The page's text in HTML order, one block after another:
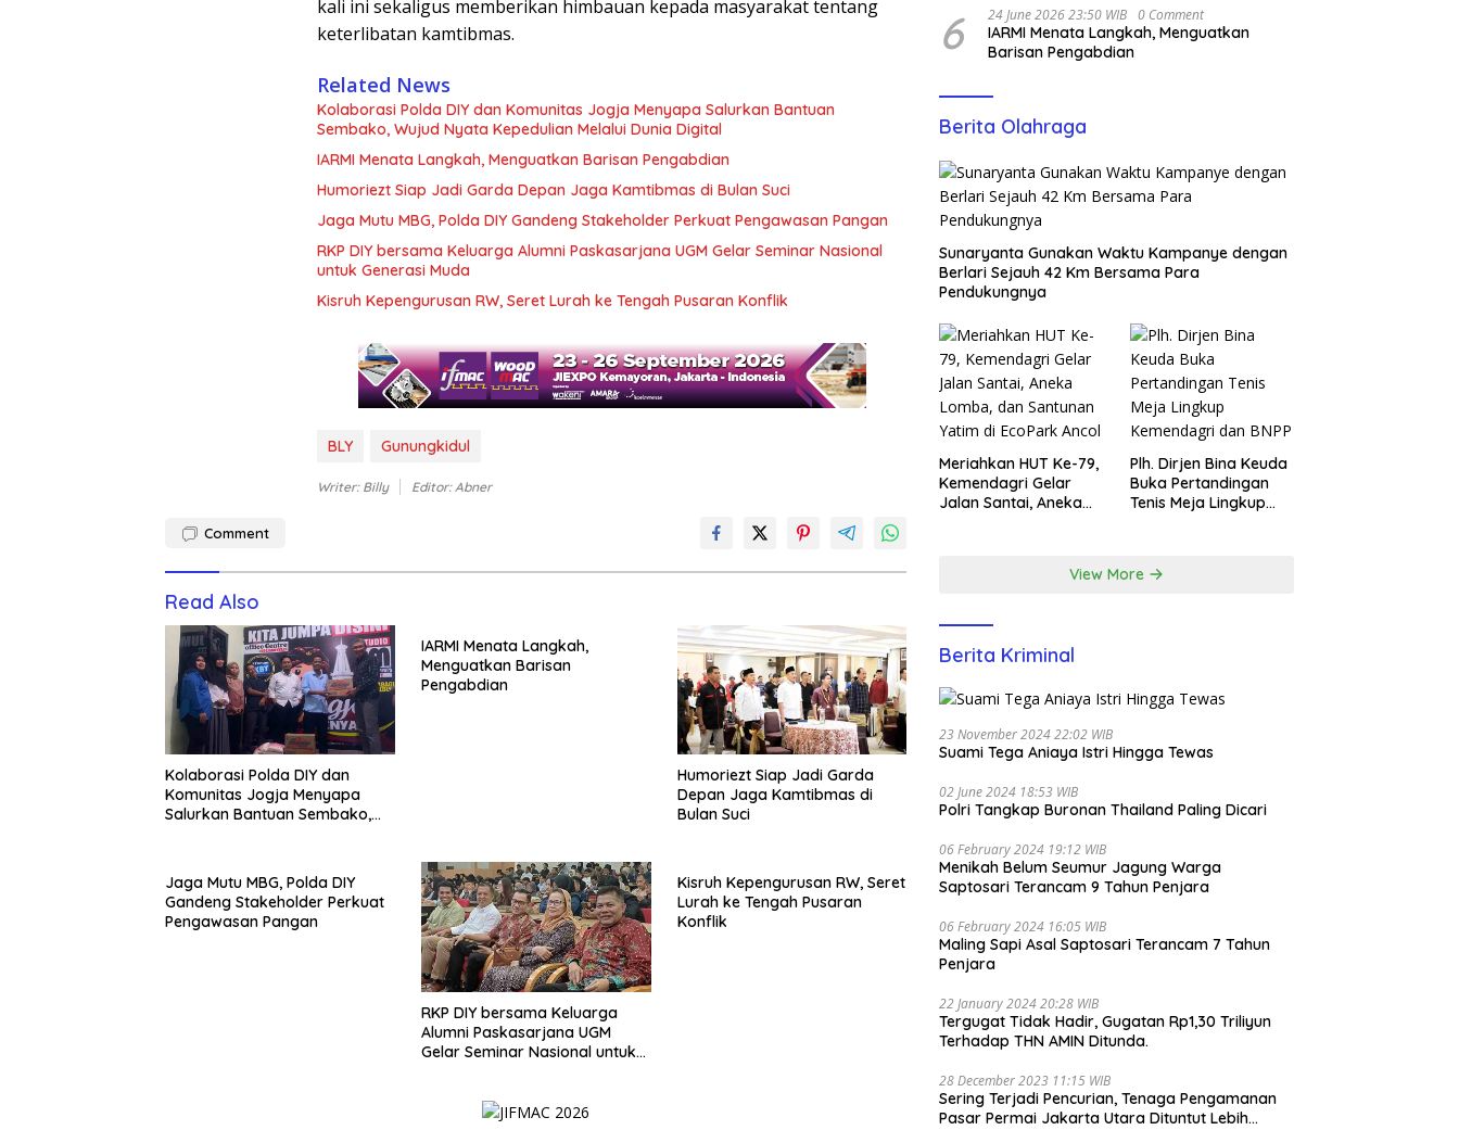
kali ini sekaligus memberikan himbauan kepada masyarakat tentang
keterlibatan kamtibmas.
Related News
Kolaborasi Polda DIY dan Komunitas Jogja Menyapa Salurkan Bantuan
Sembako, Wujud Nyata Kepedulian Melalui Dunia Digital
IARMI Menata Langkah, Menguatkan Barisan Pengabdian
Humoriezt Siap Jadi Garda Depan Jaga Kamtibmas di Bulan Suci
Jaga Mutu MBG, Polda DIY Gandeng Stakeholder Perkuat Pengawasan Pangan
RKP DIY bersama Keluarga Alumni Paskasarjana UGM Gelar Seminar Nasional
untuk Generasi Muda
Kisruh Kepengurusan RW, Seret Lurah ke Tengah Pusaran Konflik
BLY Gunungkidul
Writer: Billy Editor: Abner
Comment
Read Also
Kolaborasi Polda DIY dan
Komunitas Jogja Menyapa
Salurkan Bantuan Sembako,
IARMI Menata Langkah,
Menguatkan Barisan
Pengabdian
Humoriezt Siap Jadi Garda
Depan Jaga Kamtibmas di
Bulan Suci
Jaga Mutu MBG, Polda DIY
Gandeng Stakeholder Perkuat
Pengawasan Pangan
RKP DIY bersama Keluarga
Alumni Paskasarjana UGM
Gelar Seminar Nasional untuk
Kisruh Kepengurusan RW, Seret
Lurah ke Tengah Pusaran
Konflik
6 24 June 2026 23:50 WIB 0 Comment
IARMI Menata Langkah, Menguatkan
Barisan Pengabdian
Berita Olahraga
Sunaryanta Gunakan Waktu Kampanye dengan
Berlari Sejauh 42 Km Bersama Para
Pendukungnya
Meriahkan HUT Ke-79,
Kemendagri Gelar
Jalan Santai, Aneka
Plh. Dirjen Bina Keuda
Buka Pertandingan
Tenis Meja Lingkup
View More
Berita Kriminal
23 November 2024 22:02 WIB
Suami Tega Aniaya Istri Hingga Tewas
02 June 2024 18:53 WIB
Polri Tangkap Buronan Thailand Paling Dicari
06 February 2024 19:12 WIB
Menikah Belum Seumur Jagung Warga
Saptosari Terancam 9 Tahun Penjara
06 February 2024 16:05 WIB
Maling Sapi Asal Saptosari Terancam 7 Tahun
Penjara
22 January 2024 20:28 WIB
Tergugat Tidak Hadir, Gugatan Rp1,30 Triliyun
Terhadap THN AMIN Ditunda.
28 December 2023 11:15 WIB
Sering Terjadi Pencurian, Tenaga Pengamanan
Pasar Permai Jakarta Utara Dituntut Lebih